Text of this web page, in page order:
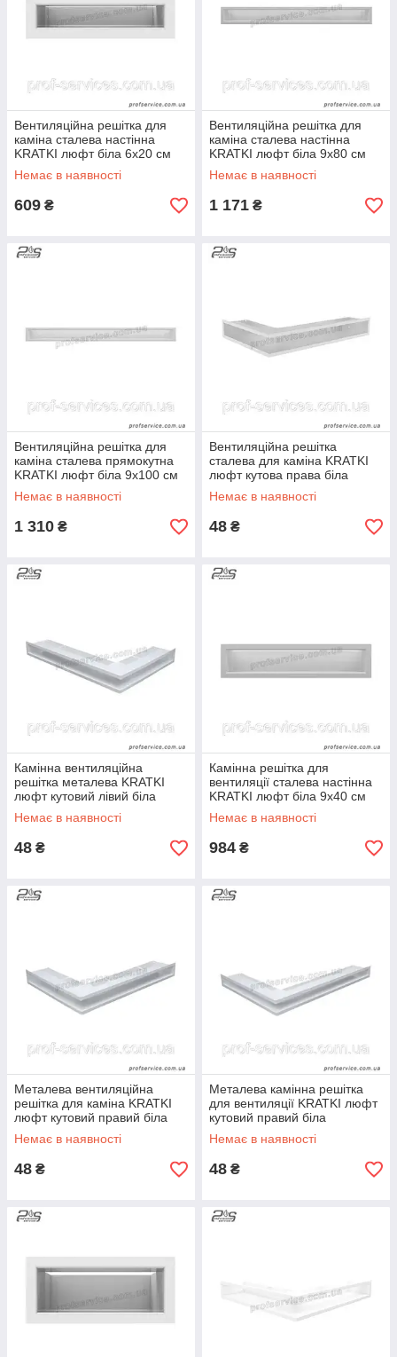
Вентиляційна решітка для
каміна сталева настінна
KRATKI люфт біла 6х20 см
Немає в наявності
609 ₴
Вентиляційна решітка для
каміна сталева настінна
KRATKI люфт біла 9х80 см
Немає в наявності
1 171 ₴
Вентиляційна решітка для
каміна сталева прямокутна
KRATKI люфт біла 9х100 см
Немає в наявності
1 310 ₴
Вентиляційна решітка
сталева для каміна KRATKI
люфт кутова права біла
400х600х90 мм
Немає в наявності
48 ₴
Камінна вентиляційна
решітка металева KRATKI
люфт кутовий лівий біла
766х547х90 мм
Немає в наявності
48 ₴
Камінна решітка для
вентиляції сталева настінна
KRATKI люфт біла 9х40 см
Немає в наявності
984 ₴
Металева вентиляційна
решітка для каміна KRATKI
люфт кутовий правий біла
547х766х90 мм
Немає в наявності
48 ₴
Металева камінна решітка
для вентиляції KRATKI люфт
кутовий правий біла
547х766х60 мм
Немає в наявності
48 ₴